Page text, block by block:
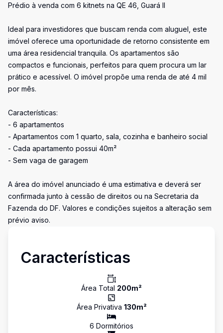
Prédio à venda com 6 kitnets na QE 46, Guará II
Ideal para investidores que buscam renda com aluguel, este
imóvel oferece uma oportunidade de retorno consistente em
uma área residencial tranquila. Os apartamentos são
compactos e funcionais, perfeitos para quem procura um lar
prático e acessível. O imóvel propõe uma renda de até 4 mil
por mês.
Características:
- 6 apartamentos
- Apartamentos com 1 quarto, sala, cozinha e banheiro social
- Cada apartamento possui 40m²
- Sem vaga de garagem
A área do imóvel anunciado é uma estimativa e deverá ser
confirmada junto à cessão de direitos ou na Secretaria da
Fazenda do DF. Valores e condições sujeitos a alteração sem
prévio aviso.
Características
Área Total 200m²
Área Privativa 130m²
6 Dormitórios